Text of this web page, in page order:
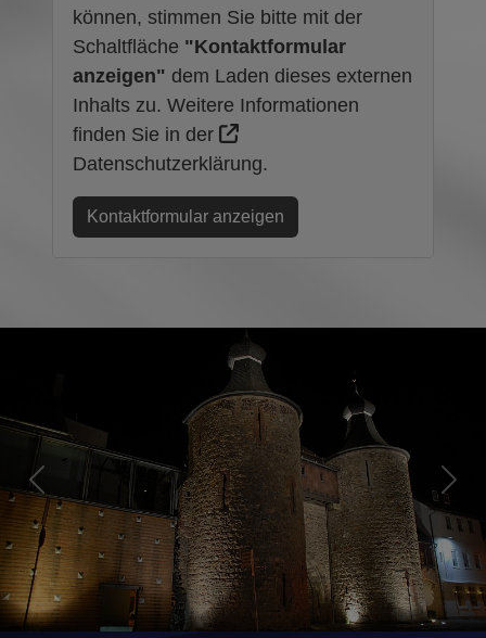
können, stimmen Sie bitte mit der
Schaltfläche "Kontaktformular
anzeigen" dem Laden dieses externen
Inhalts zu. Weitere Informationen
finden Sie in der
Datenschutzerklärung.
Kontaktformular anzeigen
Datens
chutz •
Impre
ssum
Konta
Max Sporbert
5
52428 Jülich
(0 24 61)